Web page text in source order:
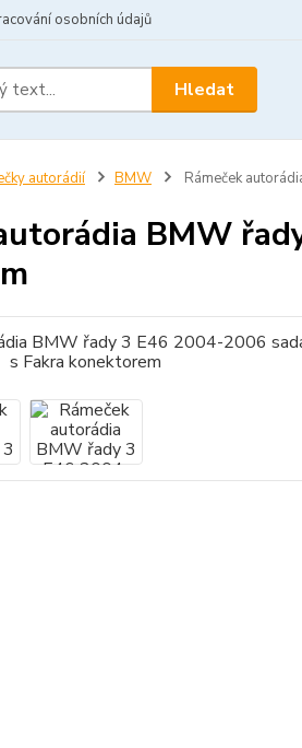
osobních údajů
Hledat
autorádií BMW Rámeček
BMW